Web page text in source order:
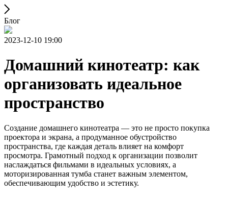
Блог
2023-12-10 19:00
Домашний кинотеатр: как
организовать идеальное
пространство
Создание домашнего кинотеатра — это не просто покупка
проектора и экрана, а продуманное обустройство
пространства, где каждая деталь влияет на комфорт
просмотра. Грамотный подход к организации позволит
наслаждаться фильмами в идеальных условиях, а
моторизированная тумба станет важным элементом,
обеспечивающим удобство и эстетику.